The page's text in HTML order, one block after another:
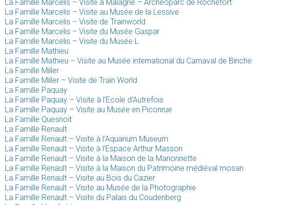
La Famille Marcelis – Visite à Malagne – Archéoparc de Rochefort
La Famille Marcelis – Visite au Musée de la Lessive
La Famille Marcelis – Visite de Trainworld
La Famille Marcelis – Visite du Musée Gaspar
La Famille Marcelis – Visite du Musée L
La Famille Mathieu
La Famille Mathieu – Visite au Musée international du Carnaval de Binche
La Famille Miller
La Famille Miller – Visite de Train World
La Famille Paquay
La Famille Paquay – Visite à l’Ecole d’Autrefois
La Famille Paquay – Visite au Musée en Piconrue
La Famille Quesnoit
La Famille Renault
La Famille Renault – Visite à l’Aquarium Museum
La Famille Renault – Visite à l’Espace Arthur Masson
La Famille Renault – Visite à la Maison de la Marionnette
La Famille Renault – Visite à la Maison du Patrimoine médiéval mosan
La Famille Renault – Visite au Bois du Cazier
La Famille Renault – Visite au Musée de la Photographie
La Famille Renault – Visite du Palais du Coudenberg